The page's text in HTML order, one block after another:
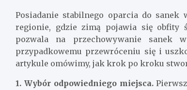
Posiadanie stabilnego oparcia do sanek
regionie, gdzie zimą pojawia się obfity
pozwala na przechowywanie sanek
przypadkowemu przewróceniu się i
artykule omówimy, jak krok po kroku
1. Wybór odpowiedniego miejsca.